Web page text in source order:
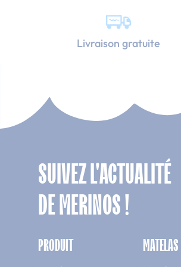
Livraison gratuite
SUIVEZ L'ACTUALITÉ
DE MERINOS !
PRODUIT